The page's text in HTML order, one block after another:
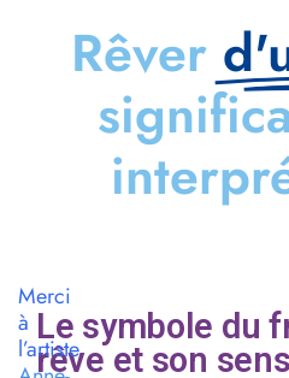
Rêver
Le symbole du
rêve et son
Merci
à
l’artiste